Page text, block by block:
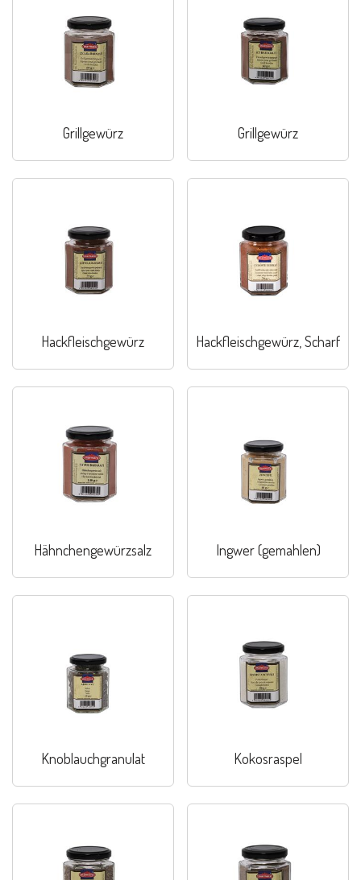
Grillgewürz Grillgewürz
Hackfleischgewürz Hackfleischgewürz, Scharf
Hähnchengewürzsalz Ingwer (gemahlen)
Knoblauchgranulat Kokosraspel